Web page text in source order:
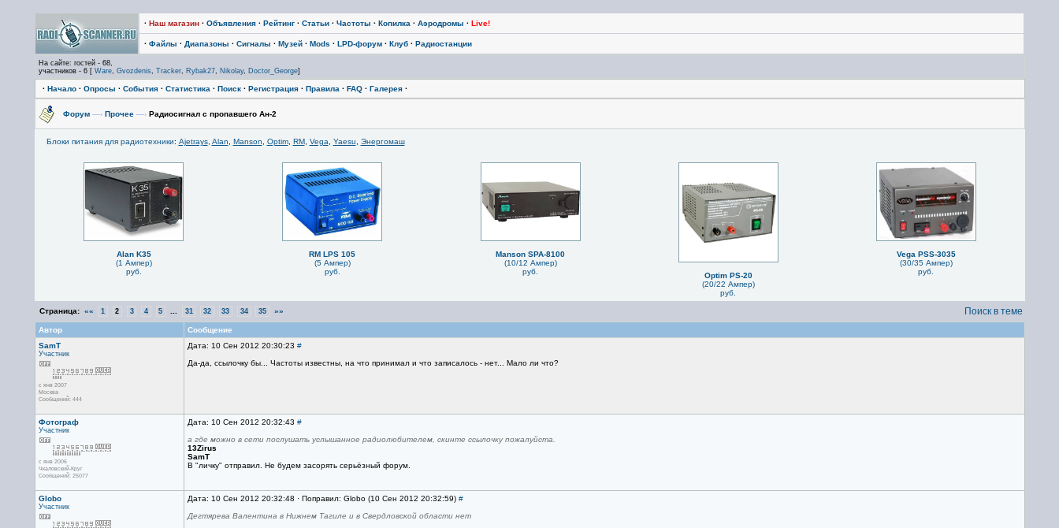
· Наш магазин· Объявления· Рейтинг· Статьи· Частоты · Копилка · Аэродромы · Live!
· Файлы · Диапазоны · Сигналы · Музей· Mods · LPD-форум· Клуб· Радиостанции
На сайте: гостей - 68,
участников - 6 [ Ware, Gvozdenis, Tracker, Rybak27, Nikolay, Doctor_George]
· Начало· Опросы · События· Статистика · Поиск· Регистрация· Правила · FAQ· Галерея·
Форум —› Прочее —›Радиосигнал с пропавшего Ан-2
Блоки питания для радиотехники: Ajetrays, Alan Manson Optim, RM, Vega Yaesu Энергомаш
Alan K35
(1 Ампер)
руб.
RM LPS 105
(5 Ампер)
руб.
Manson SPA-8100
(10/12 Ампер)
руб.
Optim PS-20
(20/22 Ампер)
руб.
Vega PSS-3035
(30/35 Ампер)
руб.
Страница: «« 1 2 3 4 5 31 32 33 34 35 »» Поиск в теме
Автор
Сообщение
SamT
Участник
с янв 2007
Москва
Сообщений: 444
Дата: 10 Сен 2012 20:30:23 #
Да-да, ссылочку бы... Частоты известны, на что принимал и что записалось - нет... Мало ли что?
Фотограф
Участник
с янв 2006
Чкаловский-Круг
Сообщений: 25077
Дата: 10 Сен 2012 20:32:43 #
а где можно в сети послушать услышанное радиолюбителем, скинте ссылочку пожалуйста.
13Zirus
SamT
В "личку" отправил. Не будем засорять серьёзный форум.
Globo
Участник
Дата: 10 Сен 2012 20:32:48 · Поправил: Globo (10 Сен 2012 20:32:59) #
Дегтярева Валентина в Нижнем Тагиле и в Свердловской области нет